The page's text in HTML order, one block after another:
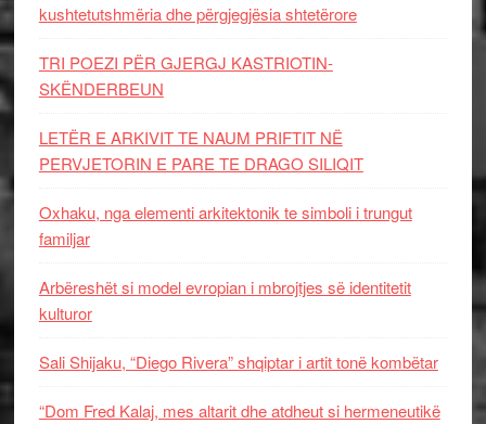
kushtetutshmëria dhe përgjegjësia shtetërore
TRI POEZI PËR GJERGJ KASTRIOTIN-
SKËNDERBEUN
LETËR E ARKIVIT TE NAUM PRIFTIT NË
PERVJETORIN E PARE TE DRAGO SILIQIT
Oxhaku, nga elementi arkitektonik te simboli i trungut
familjar
Arbëreshët si model evropian i mbrojtjes së identitetit
kulturor
Sali Shijaku, “Diego Rivera” shqiptar i artit tonë kombëtar
“Dom Fred Kalaj, mes altarit dhe atdheut si hermeneutikë